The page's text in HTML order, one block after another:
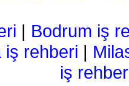
| Bodrum iş
iş rehberi |
iş